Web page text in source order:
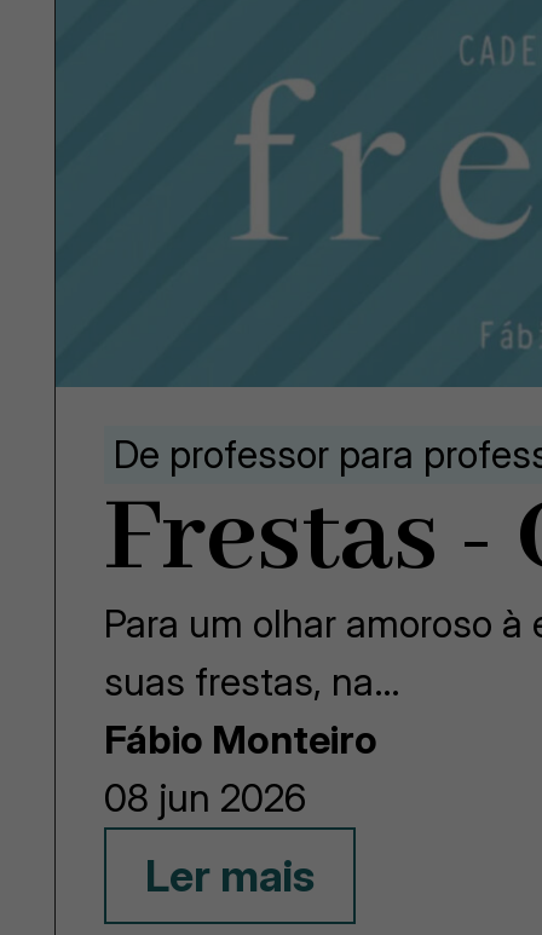
De professor para
Frestas -
Para um olhar amoroso
suas frestas, na…
Fábio Monteiro
08 jun 2026
Ler mais